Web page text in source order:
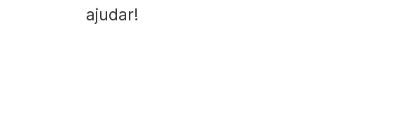
ajudar!